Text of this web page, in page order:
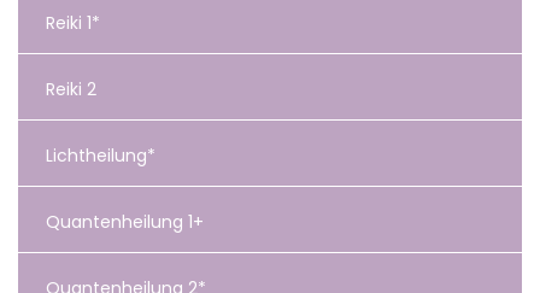
Reiki 1*
Reiki 2
Lichtheilung*
Quantenheilung 1+